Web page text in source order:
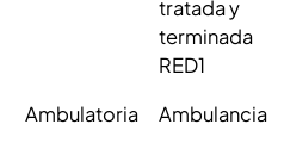
tratada y
terminada
RED1
Ambulatoria Ambulancia